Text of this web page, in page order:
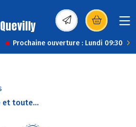
(s’ouvre dans une
Prochaine ouverture : Lundi 09:30
et toute...